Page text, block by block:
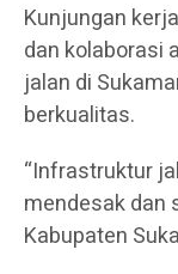
Kunjungan
dan kolaborasi
jalan di
berkualitas.
“Infrastruktur
mendesak dan
Kabupaten